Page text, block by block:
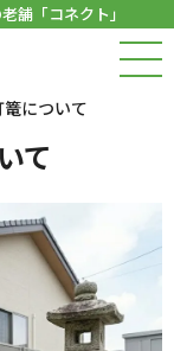
舗「コネクト」
篭について
て